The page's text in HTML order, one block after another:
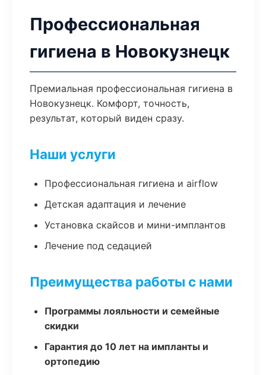
Профессиональная
гигиена в Новокузнецк
Премиальная профессиональная гигиена в
Новокузнецк. Комфорт, точность,
результат, который виден сразу.
Наши услуги
Профессиональная гигиена и airflow
Детская адаптация и лечение
Установка скайсов и мини-имплантов
Лечение под седацией
Преимущества работы с нами
Программы лояльности и семейные
скидки
Гарантия до 10 лет на импланты и
ортопедию